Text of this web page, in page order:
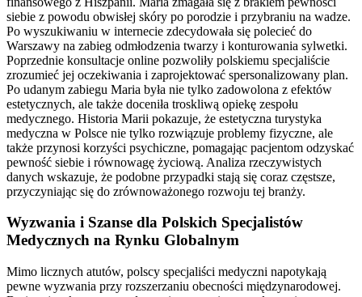
siebie z powodu obwisłej skóry po porodzie i przybraniu na wadze.
Po wyszukiwaniu w internecie zdecydowała się polecieć do
Warszawy na zabieg odmłodzenia twarzy i konturowania sylwetki.
Poprzednie konsultacje online pozwoliły polskiemu specjaliście
zrozumieć jej oczekiwania i zaprojektować spersonalizowany plan.
Po udanym zabiegu Maria była nie tylko zadowolona z efektów
estetycznych, ale także doceniła troskliwą opiekę zespołu
medycznego. Historia Marii pokazuje, że estetyczna turystyka
medyczna w Polsce nie tylko rozwiązuje problemy fizyczne, ale
także przynosi korzyści psychiczne, pomagając pacjentom odzyskać
pewność siebie i równowagę życiową. Analiza rzeczywistych
danych wskazuje, że podobne przypadki stają się coraz częstsze,
przyczyniając się do zrównoważonego rozwoju tej branży.
Wyzwania i Szanse dla Polskich Specjalistów
Medycznych na Rynku Globalnym
Mimo licznych atutów, polscy specjaliści medyczni napotykają
pewne wyzwania przy rozszerzaniu obecności międzynarodowej.